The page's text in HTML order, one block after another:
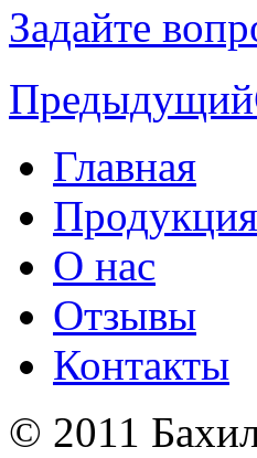
Задайте
Предыдущий
Главная
Продукция
О нас
Отзывы
Контакты
© 2011